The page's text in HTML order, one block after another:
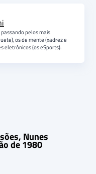
pelos mais
os de mente (xadrez e
eletrônicos (os eSports).
Nunes
de 1980